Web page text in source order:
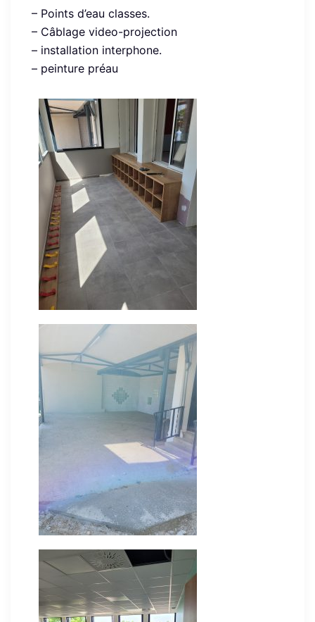
– Points d’eau classes.
– Câblage video-projection
– installation interphone.
– peinture préau